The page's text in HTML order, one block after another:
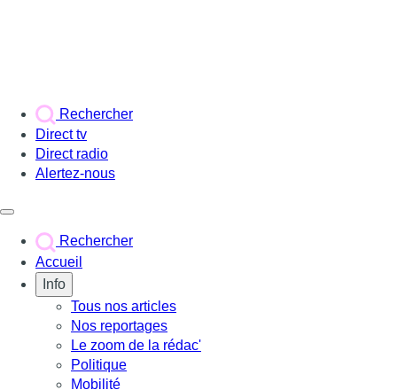
Rechercher
Direct tv
Direct radio
Alertez-nous
Rechercher
Accueil
Info
Tous nos articles
Nos reportages
Le zoom de la rédac'
Politique
Mobilité